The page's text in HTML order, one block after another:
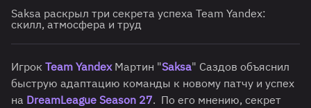
Saksa раскрыл три секрета успеха Team Yandex:
скилл, атмосфера и труд
Игрок Team YandexМартин "Saksa" Саздов объяснил
быструю адаптацию команды к новому патчу и успех
на DreamLeague Season 27. По его мнению, секрет